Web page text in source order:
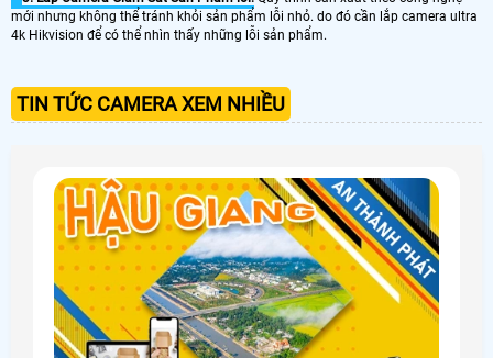
mới nhưng không thể tránh khỏi sản phẩm lỗi nhỏ. do đó cần lắp camera ultra
4k Hikvision để có thể nhìn thấy những lỗi sản phẩm.
TIN TỨC CAMERA XEM NHIỀU